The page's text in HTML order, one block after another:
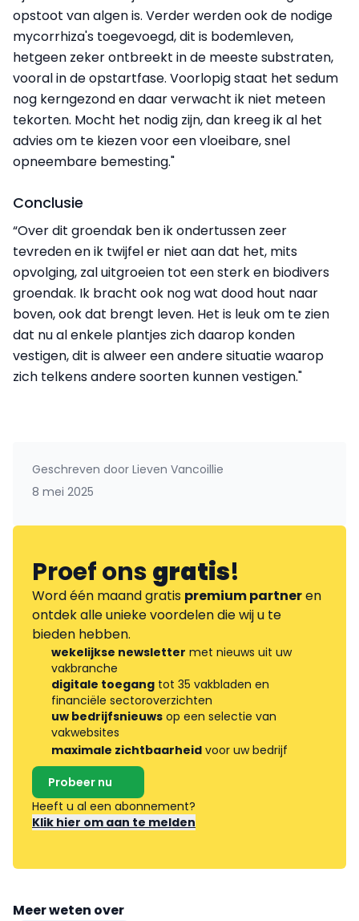
opstoot van algen is. Verder werden ook de nodige
mycorrhiza's toegevoegd, dit is bodemleven,
hetgeen zeker ontbreekt in de meeste substraten,
vooral in de opstartfase. Voorlopig staat het sedum
nog kerngezond en daar verwacht ik niet meteen
tekorten. Mocht het nodig zijn, dan kreeg ik al het
advies om te kiezen voor een vloeibare, snel
opneembare bemesting."
Conclusie
“Over dit groendak ben ik ondertussen zeer
tevreden en ik twijfel er niet aan dat het, mits
opvolging, zal uitgroeien tot een sterk en biodivers
groendak. Ik bracht ook nog wat dood hout naar
boven, ook dat brengt leven. Het is leuk om te zien
dat nu al enkele plantjes zich daarop konden
vestigen, dit is alweer een andere situatie waarop
zich telkens andere soorten kunnen vestigen."
Geschreven door Lieven Vancoillie
8 mei 2025
Proef onsgratis!
Word één maand gratis premium partneren
ontdek alle unieke voordelen die wij u te
bieden hebben.
wekelijkse newsletter met nieuws uit uw
vakbranche
digitale toegang tot 35 vakbladen en
financiële sectoroverzichten
uw bedrijfsnieuws op een selectie van
vakwebsites
maximale zichtbaarheid voor uw bedrijf
Probeer nu
Heeft u al een abonnement?
Klik hier om aan te melden
Meer weten over